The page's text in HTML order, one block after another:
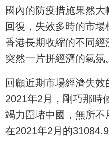
國內的防疫措施果然
回復，失效多時的市
香港長期收縮的不同經
突然一片拼經濟的氣氛
回顧近期市場經濟失
2021年2月，剛巧那時
竭力圍堵中國，無所
在2021年2月的